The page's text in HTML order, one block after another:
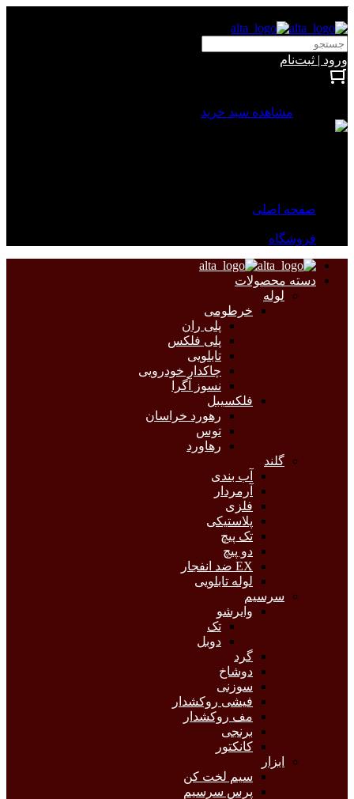
ورود | ثبت‌نام
مشاهده سبد خرید
صفحه اصلی
فروشگاه
دسته محصولات
لوله
خرطومی
پلی ران
پلی فلکس
تابلویی
چاکدار خودرویی
نسوز آگرا
فلکسیبل
رهورد خراسان
توس
رهاورد
گلند
آب بندی
آرمردار
فلزی
پلاستیکی
تک پیچ
دو پیچ
EX ضد انفجار
لوله تابلویی
سرسیم
وایرشو
تک
دوبل
گرد
دوشاخ
سوزنی
فیشی روکشدار
مف روکشدار
برنجی
کانکتور
ابزار
سیم لخت کن
پرس سرسیم